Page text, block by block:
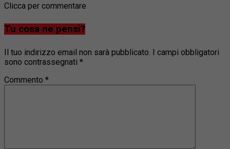
Clicca per commentare
Tu cosa ne pensi?
Il tuo indirizzo email non sarà pubblicato. I campi obbligatori
sono contrassegnati *
Commento *